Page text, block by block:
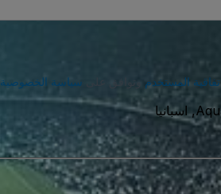
المستخدم وتوافق على سياسة الخصوصية